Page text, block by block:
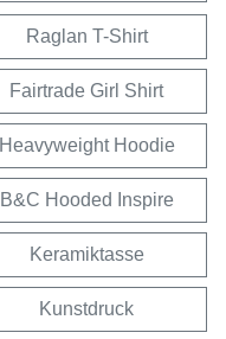
Raglan T-Shirt
Fairtrade Girl Shirt
Heavyweight Hoodie
B&C Hooded Inspire
Keramiktasse
Kunstdruck